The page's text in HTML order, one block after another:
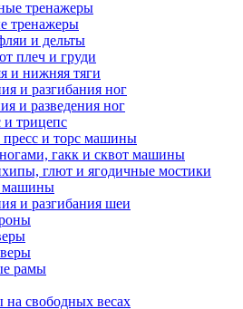
тренажеры
и дельты
плеч и груди
и нижняя тяги
и разгибания ног
и разведения ног
и трицепс
и торс машины
гакк и сквот машины
глют и ягодичные мостики
машины
и разгибания шеи
рамы